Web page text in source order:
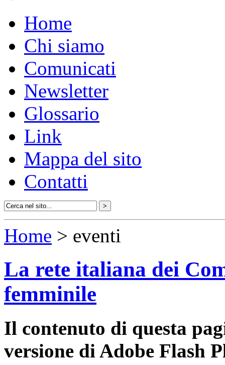
Home
Chi siamo
Comunicati
Newsletter
Glossario
Link
Mappa del sito
Contatti
Home > eventi
La rete italiana dei
femminile
Il contenuto di questa
versione di Adobe Flash